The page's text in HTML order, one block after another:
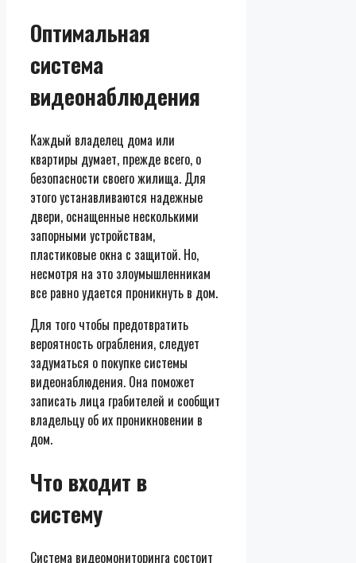
Оптимальная
система
видеонаблюдения
Каждый владелец дома или
квартиры думает, прежде всего, о
безопасности своего жилища. Для
этого устанавливаются надежные
двери, оснащенные несколькими
запорными устройствам,
пластиковые окна с защитой. Но,
несмотря на это злоумышленникам
все равно удается проникнуть в дом.
Для того чтобы предотвратить
вероятность ограбления, следует
задуматься о покупке системы
видеонаблюдения. Она поможет
записать лица грабителей и сообщит
владельцу об их проникновении в
дом.
Что входит в
систему
Система видеомониторинга состоит